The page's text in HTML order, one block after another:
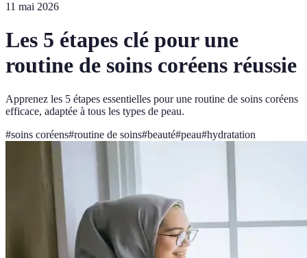
11 mai 2026
Les 5 étapes clé pour une
routine de soins coréens réussie
Apprenez les 5 étapes essentielles pour une routine de soins coréens
efficace, adaptée à tous les types de peau.
#soins coréens#routine de soins#beauté#peau#hydratation